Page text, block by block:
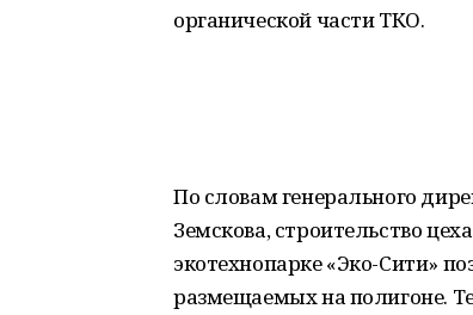
органической части ТКО.
По словам генерального
Земскова, строительство
экотехнопарке «Эко-Сити»
размещаемых на полигоне.